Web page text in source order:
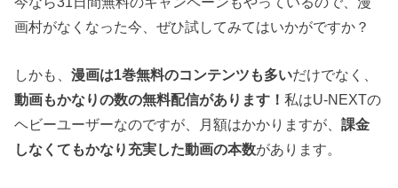
画村がなくなった今、ぜひ試してみてはいかがですか？
しかも、漫画は1巻無料のコンテンツも多いだけでなく、
動画もかなりの数の無料配信があります！私はU-NEXTの
ヘビーユーザーなのですが、月額はかかりますが、課金
しなくてもかなり充実した動画の本数があります。